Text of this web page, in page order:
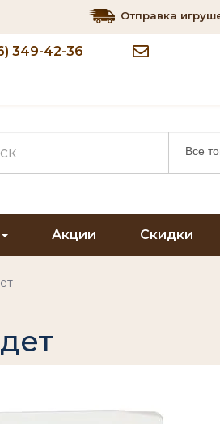
Отправка
349-42-36
Все
Акции Скидки